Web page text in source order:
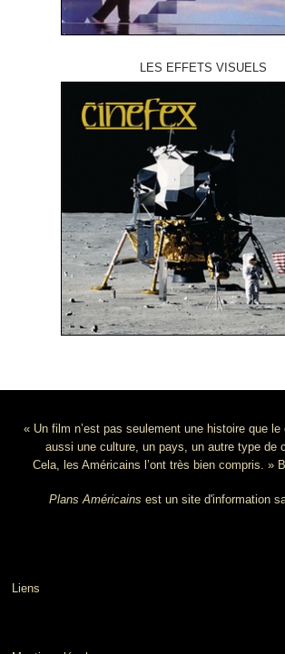
LES EFFETS VISUELS
« Un film n’est pas seulement une histoire que
aussi une culture, un pays, un autre type de
Cela, les Américains l’ont très bien compris. »
Plans Américains est un site d'information
Liens